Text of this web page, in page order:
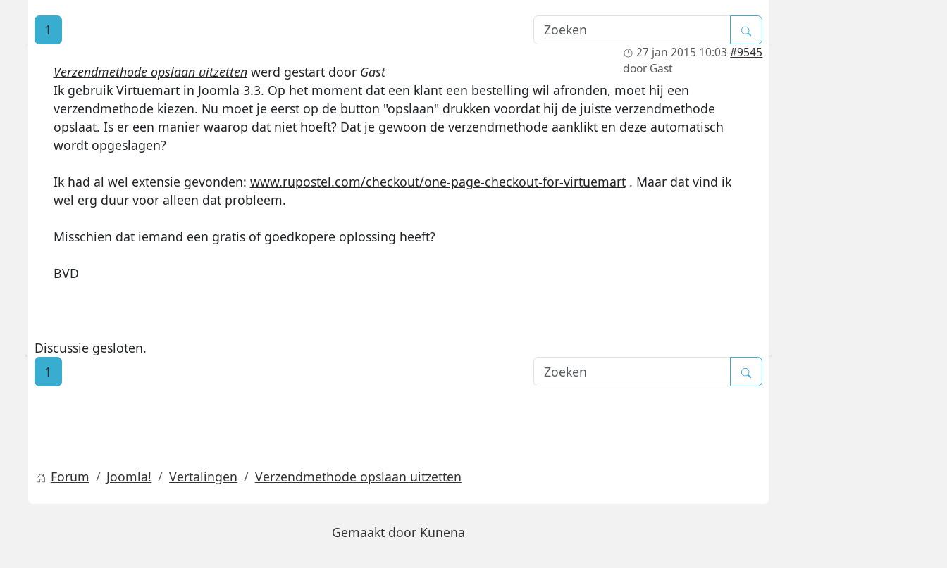
1
27 jan 2015 10:03 #9545
door Gast
Verzendmethode opslaan uitzettenwerd gestart door Gast
Ik gebruik Virtuemart in Joomla 3.3. Op het moment dat een klant een bestelling wil afronden, moet hij een
verzendmethode kiezen. Nu moet je eerst op de button "opslaan" drukken voordat hij de juiste verzendmethode
opslaat. Is er een manier waarop dat niet hoeft? Dat je gewoon de verzendmethode aanklikt en deze automatisch
wordt opgeslagen?
Ik had al wel extensie gevonden: www.rupostel.com/checkout/one-page-checkout-for-virtuemart. Maar dat vind ik
wel erg duur voor alleen dat probleem.
Misschien dat iemand een gratis of goedkopere oplossing heeft?
BVD
Discussie gesloten.
1
Forum Joomla! Vertalingen Verzendmethode opslaan uitzetten
Gemaakt door Kunena